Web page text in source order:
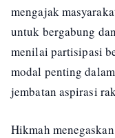
mengajak
untuk bergabung
menilai partisipasi
modal penting
jembatan aspirasi
Hikmah